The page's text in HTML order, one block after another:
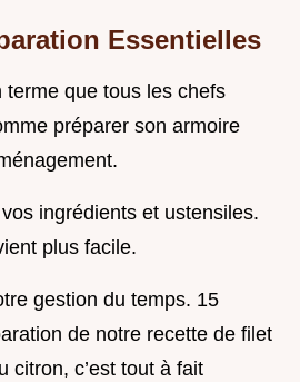
Essentielles
terme que tous les chefs
préparer son armoire
ingrédients et ustensiles.
plus facile.
gestion du temps. 15
de notre recette de filet
citron, c’est tout à fait